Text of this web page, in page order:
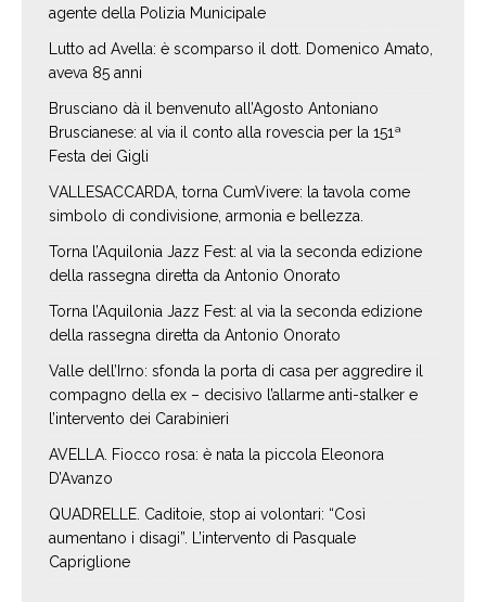
agente della Polizia Municipale
Lutto ad Avella: è scomparso il dott. Domenico Amato,
aveva 85 anni
Brusciano dà il benvenuto all’Agosto Antoniano
Bruscianese: al via il conto alla rovescia per la 151ª
Festa dei Gigli
VALLESACCARDA, torna CumVivere: la tavola come
simbolo di condivisione, armonia e bellezza.
Torna l’Aquilonia Jazz Fest: al via la seconda edizione
della rassegna diretta da Antonio Onorato
Torna l’Aquilonia Jazz Fest: al via la seconda edizione
della rassegna diretta da Antonio Onorato
Valle dell’Irno: sfonda la porta di casa per aggredire il
compagno della ex – decisivo l’allarme anti-stalker e
l’intervento dei Carabinieri
AVELLA. Fiocco rosa: è nata la piccola Eleonora
D’Avanzo
QUADRELLE. Caditoie, stop ai volontari: “Così
aumentano i disagi”. L’intervento di Pasquale
Capriglione